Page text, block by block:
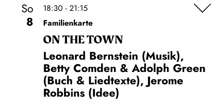
So
8
18:30 - 21:15
Familienkarte
ON THE TOWN
Leonard Bernstein (Musik),
Betty Comden & Adolph Green
(Buch & Liedtexte), Jerome
Robbins (Idee)